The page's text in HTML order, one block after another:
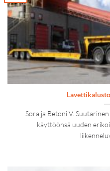
Sora ja Betoni V.
käyttöönsä uuden